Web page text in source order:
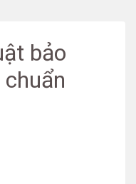
bảo